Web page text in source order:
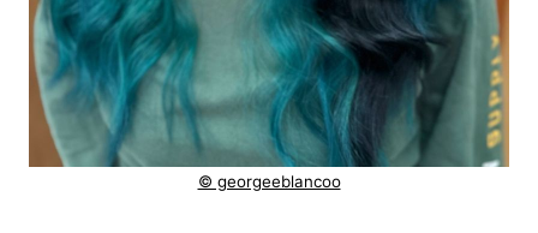
© georgeeblancoo